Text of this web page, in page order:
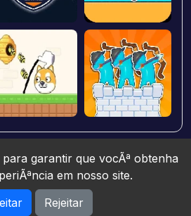
All rights reserved.
garantir que vocÃª obtenha
em nosso site.
Rejeitar